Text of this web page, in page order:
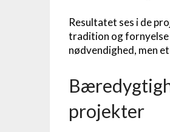
Resultatet ses i de
tradition og fornyelse
nødvendighed, men
projekter